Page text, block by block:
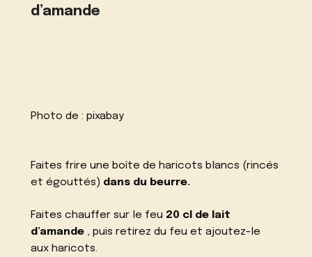
d’amande
Photo de :pixabay
Faites frire une boîte de haricots blancs (rincés
et égouttés) dans du beurre.
Faites chauffer sur le feu 20 cl de lait
d’amande , puis retirez du feu et ajoutez-le
aux haricots.